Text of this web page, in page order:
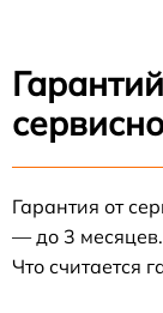
Гарантия от
— до 3 месяцев.
Что считается